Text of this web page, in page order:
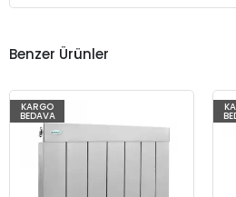
Benzer Ürünler
KARGO
BEDAVA